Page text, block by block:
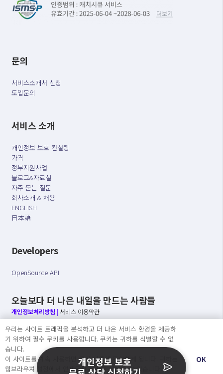
문의
서비스소개서 신청
도입문의
서비스 소개
개인정보 보호 컨설팅
가격
정부지원사업
블로그&자료실
자주 묻는 질문
회사소개 & 채용
ENGLISH
日本語
Developers
OpenSource API
오늘보다 더 나은 내일을 만드는 사람들
개인정보처리방침 | 서비스 이용약관
○ 개인정보보호 컴플라이언스를 선도하겠습니다.
○ 정보주체의 권리를 보장하겠습니다.
○ 기업의 개인정보보호를 위한 효율적 관리를 보장하겠습니다.
우리는 사이트 트래픽을 분석하고 더 나은 서비스 환경을 제공하
기 위하여 필수 쿠키를 사용합니다. 쿠키는 귀하를 식별할 수 없
습니다.
이 사이트를 계속 사용하면 쿠키 사용에 동의하게 됩니다. 귀하는
웹브라우져 설정에서 언제든지 쿠키를 삭제 할 수있습니다.
OK
개인정보 보호